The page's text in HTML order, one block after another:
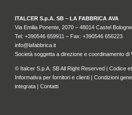
ITALCER S.p.A. SB – LA FABBRICA AVA
Via Emilia Ponente, 2070 – 48014 Castel
Tel: +390546 659911 – Fax: +390546 656223
info@lafabbrica.it
Società soggetta a direzione e coordinamento di
© Italcer S.p.A. SB All Right Reserved | Codice
Informativa per fornitori e clienti | Condizioni
integrata | Contatti